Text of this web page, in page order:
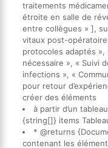
traitements
étroite en salle de
entre collègues » ],
vitaux post-
protocoles adaptés
nécessaire », « Suivi
infections », «
pour retour
créer des éléments
à partir d’un
{string[]} items
* @returns
contenant les